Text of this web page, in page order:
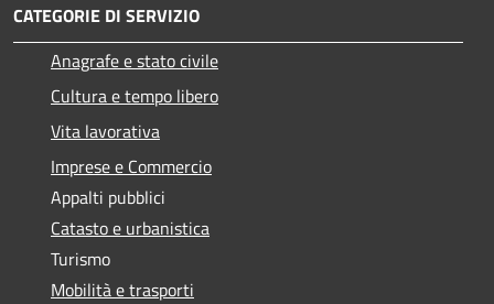
CATEGORIE DI SERVIZIO
Anagrafe e stato civile
Cultura e tempo libero
Vita lavorativa
Imprese e Commercio
Appalti pubblici
Catasto e urbanistica
Turismo
Mobilità e trasporti